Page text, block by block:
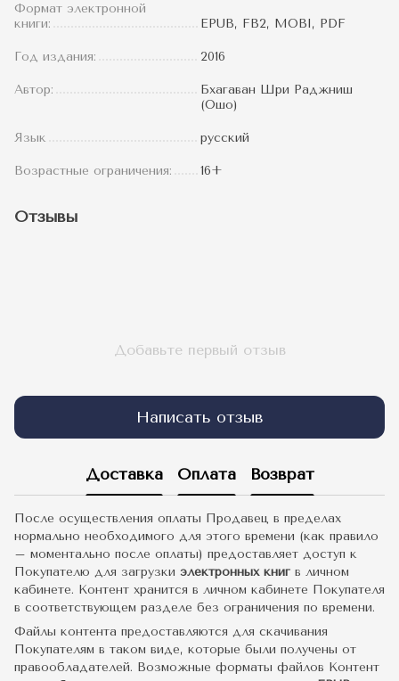
Формат электронной
книги:
EPUB, FB2, MOBI, PDF
Год издания: 2016
Автор:
Бхагаван Шри Раджниш
(Ошо)
Язык русский
Возрастные ограничения: 16+
Отзывы
Добавьте первый отзыв
Написать отзыв
Доставка Оплата Возврат
После осуществления оплаты Продавец в пределах
нормально необходимого для этого времени (как правило
– моментально после оплаты) предоставляет доступ к
Покупателю для загрузки электронных книг в личном
кабинете. Контент хранится в личном кабинете Покупателя
в соответствующем разделе без ограничения по времени.
Файлы контента предоставляются для скачивания
Покупателям в таком виде, которые были получены от
правообладателей. Возможные форматы файлов Контент